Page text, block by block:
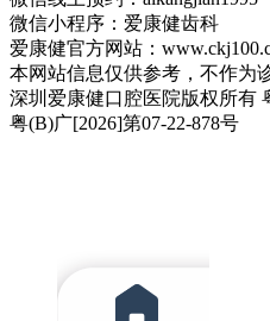
微信小程序：爱康健齿科
爱康健官方网站：
本网站信息仅供参考，不作为
深圳爱康健口腔医院版权所有
粤(B)广[2026]第07-22-878号